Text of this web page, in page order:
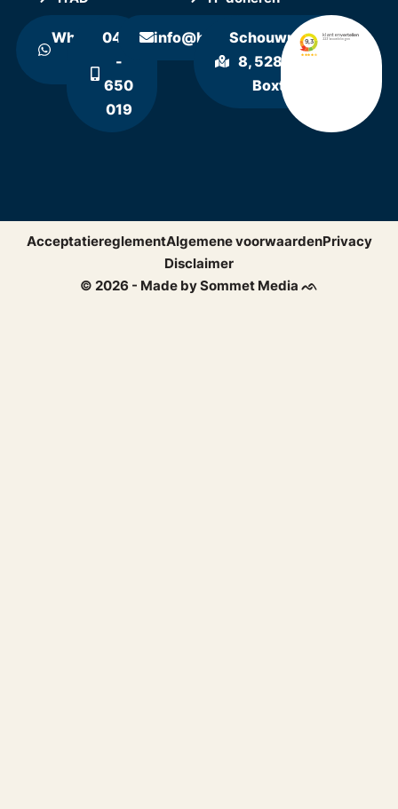
WhatsApp
0411
-
650
019
info@hollandrecycling.nl
Schouwrooij
8, 5281 RE
Boxtel
© 2026 - Made by Sommet Media ᨒ
AcceptatiereglementAlgemene voorwaardenPrivacy
Disclaimer